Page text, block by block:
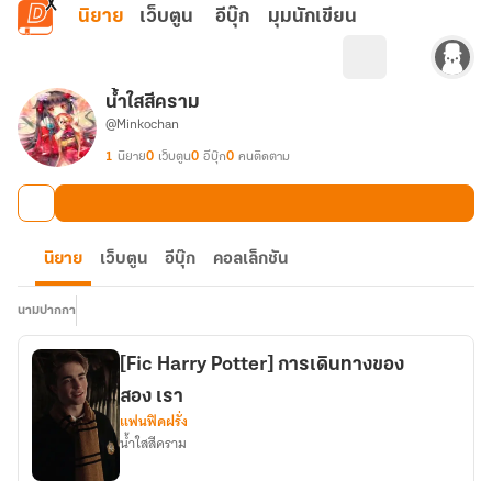
ข้ามไปยังเนื้อหาหลัก
นิยาย เว็บตูน อีบุ๊ก มุมนักเขียน
น้ำใสสีคราม
@Minkochan
1 นิยาย0 เว็บตูน0 อีบุ๊ก0 คนติดตาม
นิยาย เว็บตูน อีบุ๊ก คอลเล็กชัน
นามปากกา
[Fic Harry Potter] การเดินทางของ
สอง เรา
แฟนฟิคฝรั่ง
น้ำใสสีคราม